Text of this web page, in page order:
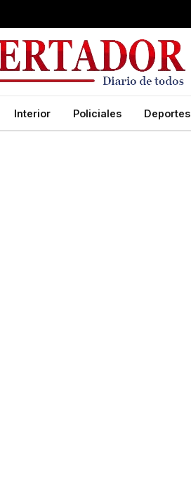
Interior Policiales Deportes